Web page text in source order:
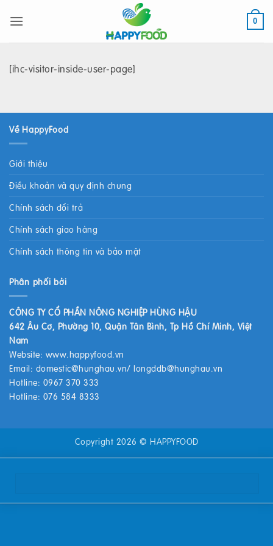
qua
0
[ihc-visitor-inside-user-page]
Về HappyFood
Giới thiệu
Điều khoản và quy định chung
Chính sách đổi trả
Chính sách giao hàng
Chính sách thông tin và bảo mật
Phân phối bởi
CÔNG TY CỔ PHẦN NÔNG NGHIỆP HÙNG HẬU
642 Âu Cơ, Phường 10, Quận Tân Bình, Tp Hồ Chí Minh, Việt
Nam
Website: www.happyfood.vn
Email: domestic@hunghau.vn/ longddb@hunghau.vn
Hotline: 0967 370 333
Hotline: 076 584 8333
Copyright 2026 © HAPPYFOOD